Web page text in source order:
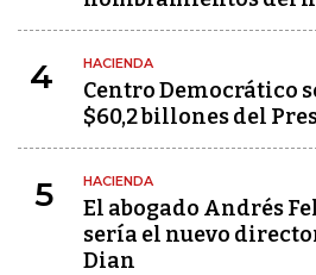
4 HACIENDA
Centro Democrático
$60,2 billones del
5 HACIENDA
El abogado Andrés
sería el nuevo
Dian